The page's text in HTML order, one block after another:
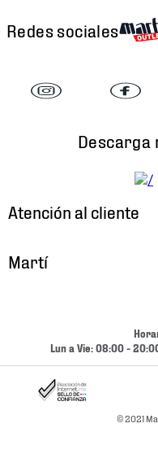
Redes sociales
Descarga
Atención al cliente
Cambios y Devoluciones
Contacto
Condiciones de Entrega
Martí
Términos y Condiciones
Lun a Vie: 08:00 -
© 2021